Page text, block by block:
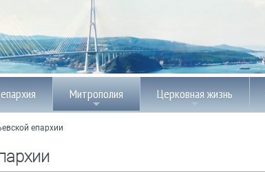
Митрополия Церковная жизнь
епархии